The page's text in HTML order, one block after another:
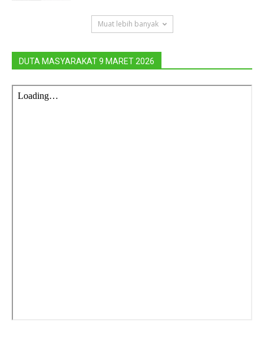
Muat lebih banyak
DUTA MASYARAKAT 9 MARET 2026